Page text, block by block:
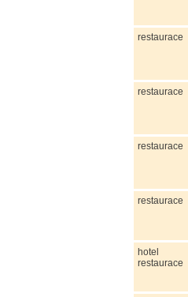
restaurace
restaurace
restaurace
restaurace
hotel
restaurace